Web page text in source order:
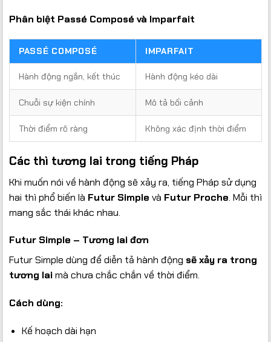
Phân biệt Passé Composé và Imparfait
PASSÉ COMPOSÉ IMPARFAIT
Hành động ngắn, kết thúc Hành động kéo dài
Chuỗi sự kiện chính Mô tả bối cảnh
Thời điểm rõ ràng Không xác định thời điểm
Các thì tương lai trong tiếng Pháp
Khi muốn nói về hành động sẽ xảy ra, tiếng Pháp sử dụng
hai thì phổ biến là Futur Simple và Futur Proche. Mỗi thì
mang sắc thái khác nhau.
Futur Simple – Tương lai đơn
Futur Simple dùng để diễn tả hành động sẽ xảy ra trong
tương laimà chưa chắc chắn về thời điểm.
Cách dùng:
Kế hoạch dài hạn